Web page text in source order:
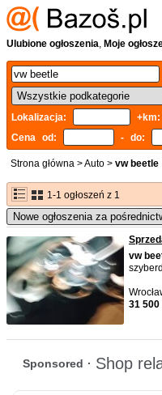
Ulubione ogłoszenia, Moje
Lokalizacja:
+km:
Cena od:
- do:
Strona główna >Auto > vw beetle
1-1 ogłoszeń z 1
Nowe ogłoszenia za
vw
31 500